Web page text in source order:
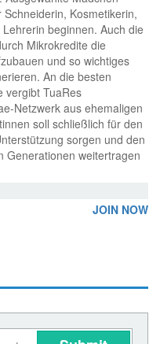
Kosmetikerin,
beginnen. Auch die
Mikrokredite die
und so wichtiges
An die besten
vergibt TuaRes
Netzwerk aus ehemaligen
soll schließlich für den
sorgen und den
Generationen weitertragen
JOIN NOW